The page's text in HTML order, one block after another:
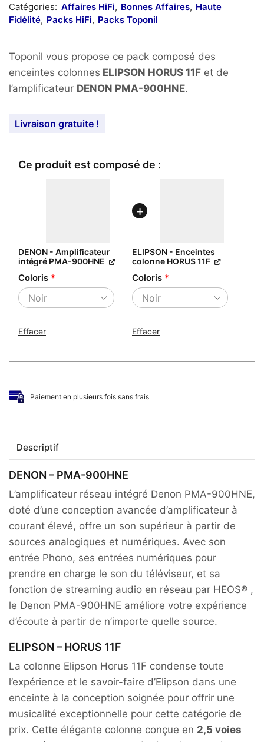
initial
était :
848,00€.
actuel
est :
479,00€.
Catégories: Affaires HiFi, Bonnes Affaires, Haute
Fidélité, Packs HiFi, Packs Toponil
Toponil vous propose ce pack composé des
enceintes colonnes ELIPSON HORUS 11F et de
l’amplificateur DENON PMA-900HNE.
Livraison gratuite !
DENON - Amplificateur
intégré PMA-900HNE
Coloris *
Effacer
ELIPSON - Enceintes
colonne HORUS 11F
Coloris *
Effacer
Paiement en plusieurs fois sans frais
Descriptif
DENON – PMA-900HNE
L’amplificateur réseau intégré Denon PMA-900HNE,
doté d’une conception avancée d’amplificateur à
courant élevé, offre un son supérieur à partir de
sources analogiques et numériques. Avec son
entrée Phono, ses entrées numériques pour
prendre en charge le son du téléviseur, et sa
fonction de streaming audio en réseau par HEOS® ,
le Denon PMA-900HNE améliore votre expérience
d’écoute à partir de n’importe quelle source.
ELIPSON – HORUS 11F
La colonne Elipson Horus 11F condense toute
l’expérience et le savoir-faire d’Elipson dans une
enceinte à la conception soignée pour offrir une
musicalité exceptionnelle pour cette catégorie de
prix. Cette élégante colonne conçue en 2,5 voies